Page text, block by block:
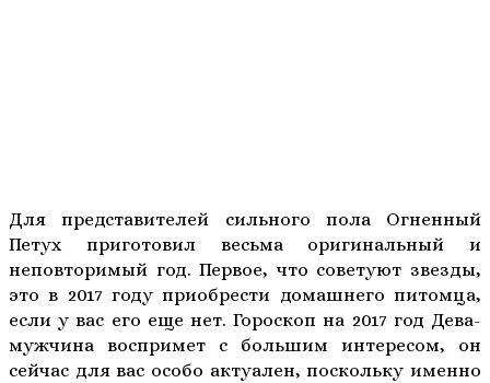
Для представителей сильного пола Огненный
Петух приготовил весьма оригинальный и
неповторимый год. Первое, что советуют звезды,
это в 2017 году приобрести домашнего питомца,
если у вас его еще нет. Гороскоп на 2017 год Дева-
мужчина воспримет с большим интересом, он
сейчас для вас особо актуален, поскольку именно